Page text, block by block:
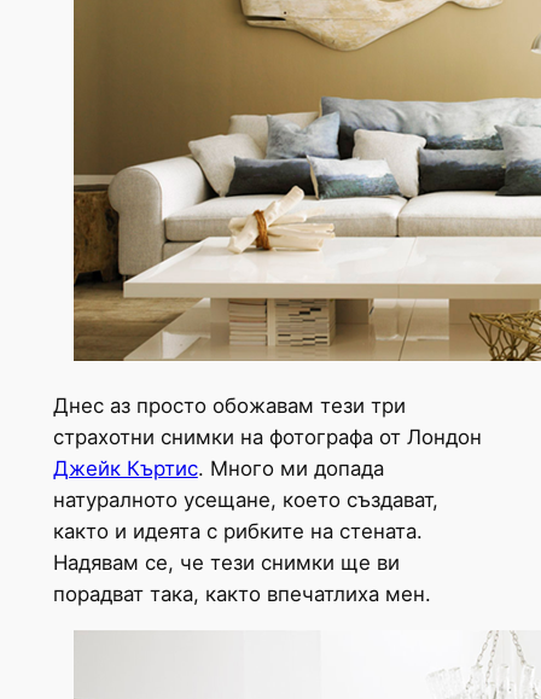
Днес аз просто обожавам тези три
страхотни снимки на фотографа от Лондон
Джейк Къртис. Много ми допада
натуралното усещане, което създават,
както и идеята с рибките на стената.
Надявам се, че тези снимки ще ви
порадват така, както впечатлиха мен.